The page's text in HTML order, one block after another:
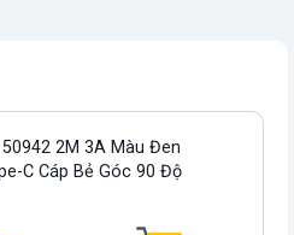
2M 3A Màu Đen
C Cáp Bẻ Góc 90 Độ